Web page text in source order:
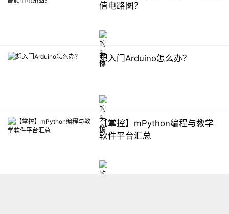
值电路图？
想入门Arduino怎么办？
【掌控】mPython编程与教学
软件平台汇总